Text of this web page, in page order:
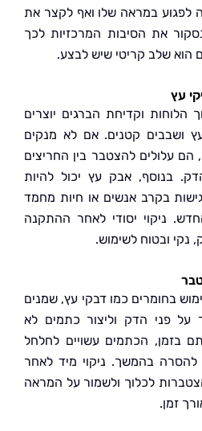
שלו ואף לקצר את
המרכזיות לכך
קריטי שיש לבצע.
הברגים יוצרים
קטנים. אם לא מנקים
להצטבר בין החריצים
אבק עץ יכול להיות
אנשים או חיות מחמד
יסודי לאחר ההתקנה
לשימוש.
כמו דבקי עץ, שמנים
הדק וליצור כתמים לא
הכתמים עשויים לחלחל
ניקוי מיד לאחר
ולשמור על המראה